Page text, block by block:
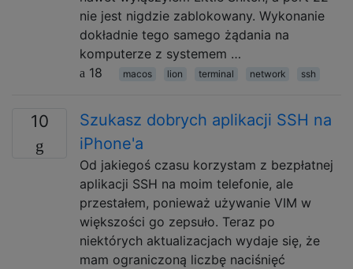
nie jest nigdzie zablokowany. Wykonanie
dokładnie tego samego żądania na
komputerze z systemem …
18
macos lion terminal network ssh
10
Szukasz dobrych aplikacji SSH na
iPhone'a
Od jakiegoś czasu korzystam z bezpłatnej
aplikacji SSH na moim telefonie, ale
przestałem, ponieważ używanie VIM w
większości go zepsuło. Teraz po
niektórych aktualizacjach wydaje się, że
mam ograniczoną liczbę naciśnięć